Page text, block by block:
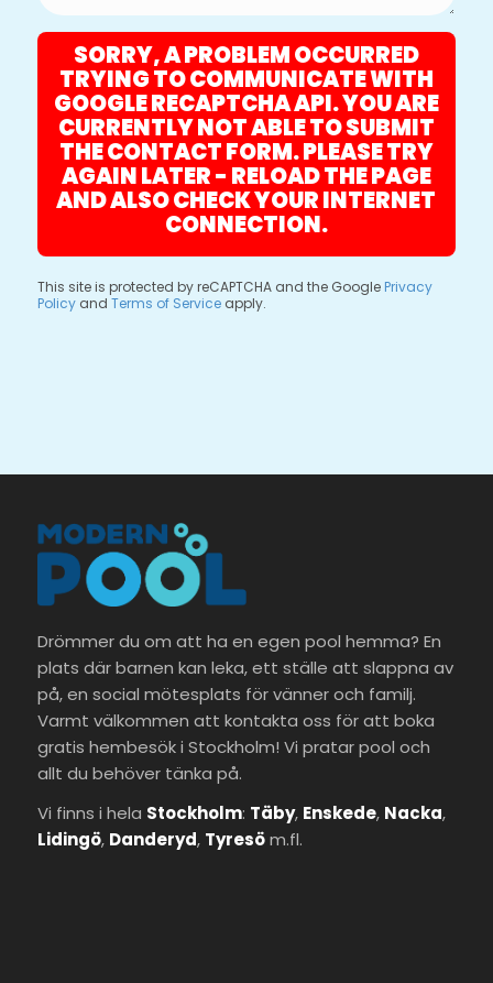
SORRY, A PROBLEM OCCURRED
TRYING TO COMMUNICATE WITH
GOOGLE RECAPTCHA API. YOU ARE
CURRENTLY NOT ABLE TO SUBMIT
THE CONTACT FORM. PLEASE TRY
AGAIN LATER - RELOAD THE PAGE
AND ALSO CHECK YOUR INTERNET
CONNECTION.
This site is protected by reCAPTCHA and the Google Privacy
Policyand Terms of Serviceapply.
Drömmer du om att ha en egen pool hemma? En
plats där barnen kan leka, ett ställe att slappna av
på, en social mötesplats för vänner och familj.
Varmt välkommen att kontakta oss för att boka
gratis hembesök i Stockholm! Vi pratar pool och
allt du behöver tänka på.
Vi finns i hela Stockholm: Täby, Enskede, Nacka,
Lidingö, Danderyd, Tyresöm.fl.